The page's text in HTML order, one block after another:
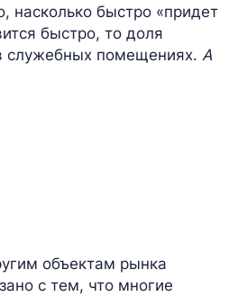
насколько быстро «придет
быстро, то доля
служебных помещениях. А
объектам рынка
с тем, что многие